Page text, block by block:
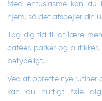
Med entusiasme kan
hjem, så det afspejler din
Tag dig tid til at lære
caféer, parker og
betydeligt.
Ved at oprette nye rutiner
kan du hurtigt føle dig